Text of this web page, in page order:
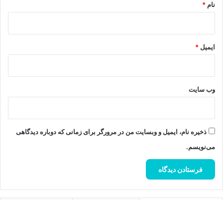
نام *
ایمیل *
وب‌ سایت
ذخیره نام، ایمیل و وبسایت من در مرورگر برای زمانی که دوباره دیدگاهی
می‌نویسم.